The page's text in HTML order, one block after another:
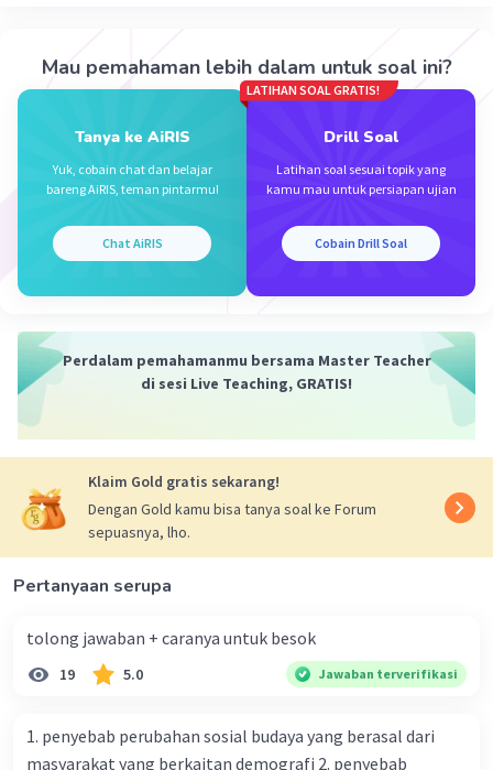
Iklan
Mau pemahaman lebih dalam untuk soal ini?
Tanya ke AiRIS
Yuk, cobain chat dan belajar
bareng AiRIS, teman pintarmu!
Chat AiRIS
LATIHAN SOAL GRATIS!
Drill Soal
Latihan soal sesuai topik yang
kamu mau untuk persiapan ujian
Cobain Drill Soal
Perdalam pemahamanmu bersama Master Teacher
di sesi Live Teaching, GRATIS!
Klaim Gold gratis sekarang!
Dengan Gold kamu bisa tanya soal ke Forum
sepuasnya, lho.
Pertanyaan serupa
tolong jawaban + caranya untuk besok
19 5.0 Jawaban terverifikasi
1. penyebab perubahan sosial budaya yang berasal dari
masyarakat yang berkaitan demografi 2. penyebab